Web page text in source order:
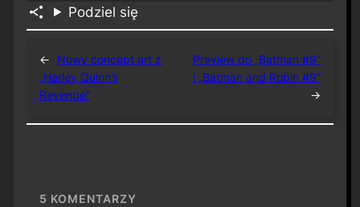
Podziel się
←
Nowy concept art z
„Harley Quinn’s
Revenge”
Preview do „Batman #9”
i „Batman and Robin #9”
→
5 KOMENTARZY